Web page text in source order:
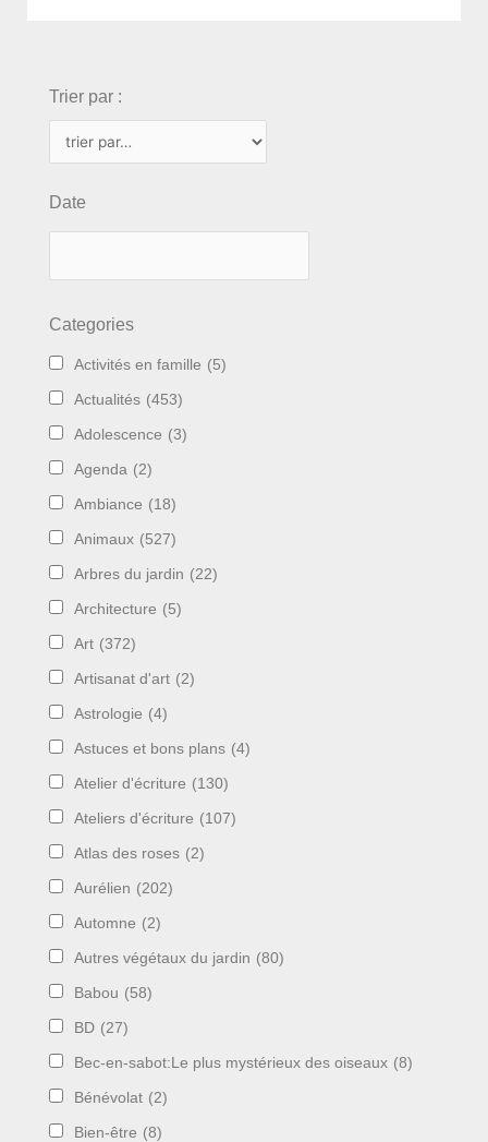
Trier par :
Date
Categories
Activités en famille (5)
Actualités (453)
Adolescence (3)
Agenda (2)
Ambiance (18)
Animaux (527)
Arbres du jardin (22)
Architecture (5)
Art (372)
Artisanat d'art (2)
Astrologie (4)
Astuces et bons plans (4)
Atelier d'écriture (130)
Ateliers d'écriture (107)
Atlas des roses (2)
Aurélien (202)
Automne (2)
Autres végétaux du jardin (80)
Babou (58)
BD (27)
Bec-en-sabot:Le plus mystérieux des oiseaux (8)
Bénévolat (2)
Bien-être (8)